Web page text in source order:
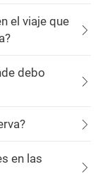
el viaje que
debo
en las